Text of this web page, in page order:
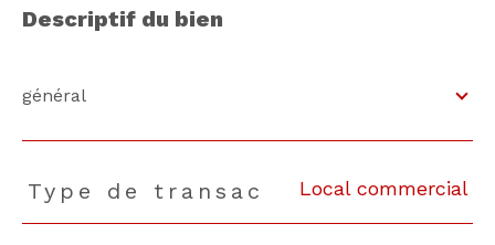
descriptif du bien
général
TRAD_PAMPERO_Caracteristique Valeurs
Type de transac Local commercial